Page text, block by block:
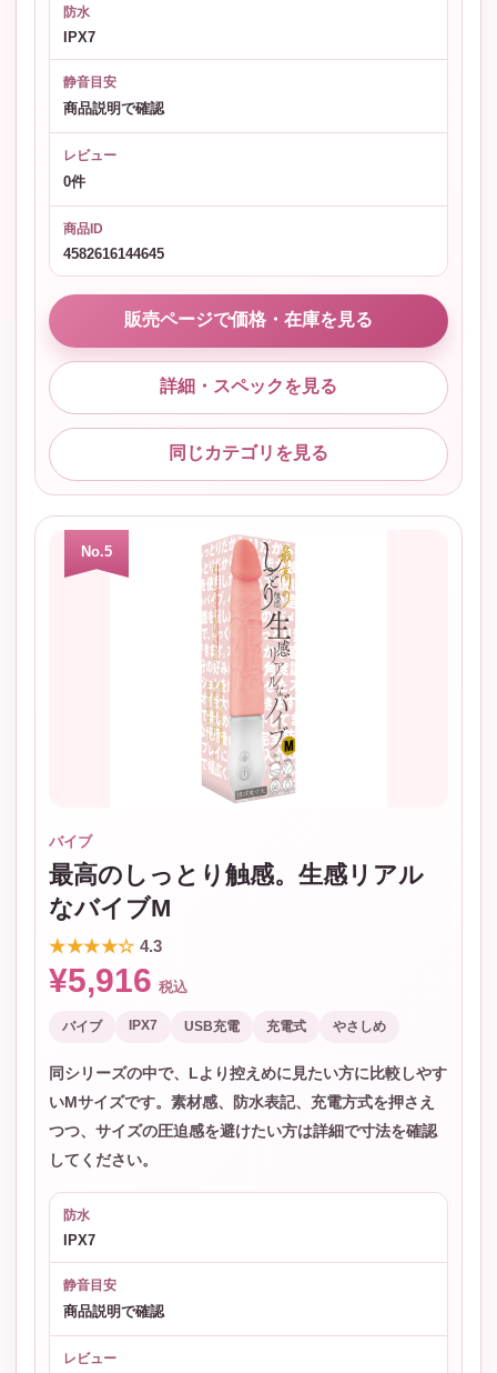
防水
IPX7
静音目安
商品説明で確認
レビュー
0件
商品ID
4582616144645
販売ページで価格・在庫を見る
詳細・スペックを見る
同じカテゴリを見る
No.5
バイブ
最高のしっとり触感。生感リアル
なバイブM
★★★★☆ 4.3
¥5,916 税込
バイブ IPX7 USB充電 充電式 やさしめ
同シリーズの中で、Lより控えめに見たい方に比較しやす
いMサイズです。素材感、防水表記、充電方式を押さえ
つつ、サイズの圧迫感を避けたい方は詳細で寸法を確認
してください。
防水
IPX7
静音目安
商品説明で確認
レビュー